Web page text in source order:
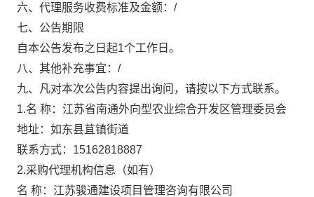
六、代理服务收费标准及金额： /
七、公告期限
自本公告发布之日起1个工作日。
八、其他补充事宜： /
九、凡对本次公告内容提出询问，请按以下方式联系。
1.名 称：江苏省南通外向型农业综合开发区管理委员会
地址：如东县苴镇街道
联系方式： 15162818887
2.采购代理机构信息（如有）
名 称：江苏骏通建设项目管理咨询有限公司